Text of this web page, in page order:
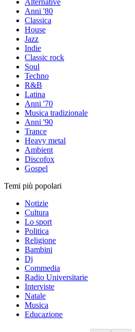
Alternative
Anni '80
Classica
House
Jazz
Indie
Classic rock
Soul
Techno
R&B
Latina
Anni '70
Musica tradizionale
Anni '90
Trance
Heavy metal
Ambient
Discofox
Gospel
Temi più popolari
Notizie
Cultura
Lo sport
Politica
Religione
Bambini
Dj
Commedia
Radio Universitarie
Interviste
Natale
Musica
Educazione